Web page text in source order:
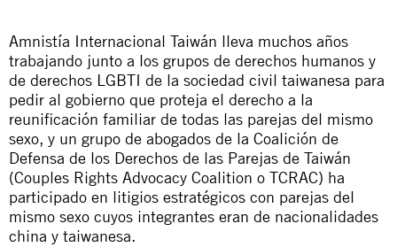
Amnistía Internacional Taiwán lleva muchos años
trabajando junto a los grupos de derechos humanos y
de derechos LGBTI de la sociedad civil taiwanesa para
pedir al gobierno que proteja el derecho a la
reunificación familiar de todas las parejas del mismo
sexo, y un grupo de abogados de la Coalición de
Defensa de los Derechos de las Parejas de Taiwán
(Couples Rights Advocacy Coalition o TCRAC) ha
participado en litigios estratégicos con parejas del
mismo sexo cuyos integrantes eran de nacionalidades
china y taiwanesa.